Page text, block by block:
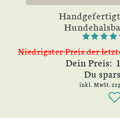
Niedrigster Preis der
Dein Preis:
Du
inkl. MwSt.